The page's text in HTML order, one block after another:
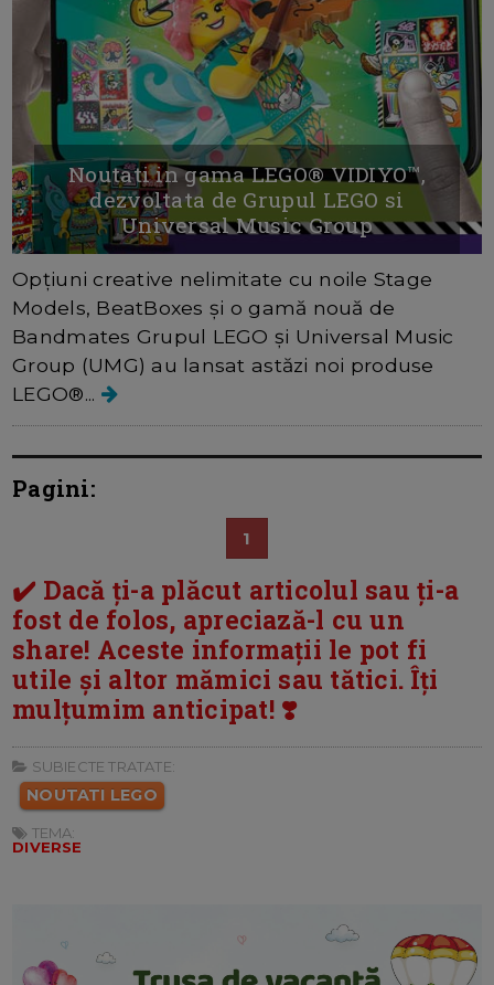
Noutati in gama LEGO® VIDIYO™,
dezvoltata de Grupul LEGO si
Universal Music Group
Opțiuni creative nelimitate cu noile Stage
Models, BeatBoxes și o gamă nouă de
Bandmates Grupul LEGO și Universal Music
Group (UMG) au lansat astăzi noi produse
LEGO®...
Pagini:
1
✔️ Dacă ți-a plăcut articolul sau ți-a
fost de folos, apreciază-l cu un
share! Aceste informații le pot fi
utile și altor mămici sau tătici. Îți
mulțumim anticipat! ❣️
SUBIECTE TRATATE:
NOUTATI LEGO
TEMA:
DIVERSE